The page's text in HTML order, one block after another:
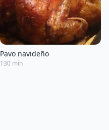
Pavo navideño
130 min